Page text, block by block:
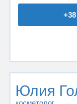
Юлия